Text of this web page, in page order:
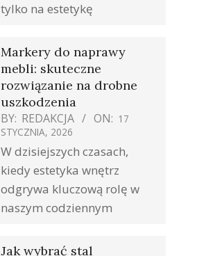
tylko na estetykę
Markery do naprawy
mebli: skuteczne
rozwiązanie na drobne
uszkodzenia
BY: REDAKCJA ON: 17
STYCZNIA, 2026
W dzisiejszych czasach,
kiedy estetyka wnętrz
odgrywa kluczową rolę w
naszym codziennym
Jak wybrać stal